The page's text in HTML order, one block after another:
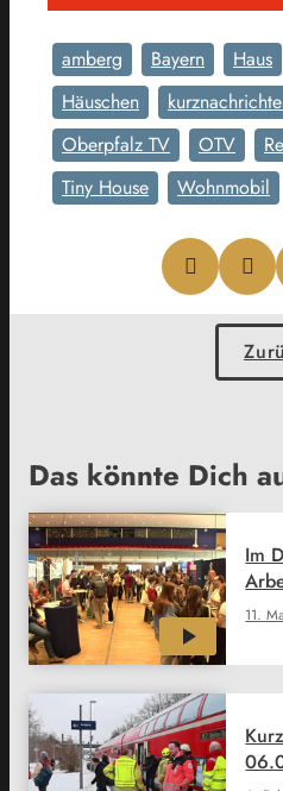
amberg Bayern Haus
Häuschen
Oberpfalz TV
OTV
Tiny House
Wohnmobil
Das könnte Dich
11.
Im